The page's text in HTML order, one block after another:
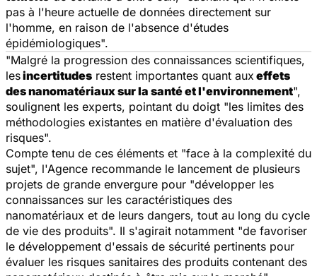
pas à l'heure actuelle de données directement sur
l'homme, en raison de l'absence d'études
épidémiologiques".
"Malgré la progression des connaissances scientifiques,
lesincertitudes restent importantes quant aux effets
des nanomatériaux sur la santé et l'environnement",
soulignent les experts, pointant du doigt "les limites des
méthodologies existantes en matière d'évaluation des
risques".
Compte tenu de ces éléments et "face à la complexité du
sujet", l'Agence recommande le lancement de plusieurs
projets de grande envergure pour "développer les
connaissances sur les caractéristiques des
nanomatériaux et de leurs dangers, tout au long du cycle
de vie des produits". Il s'agirait notamment "de favoriser
le développement d'essais de sécurité pertinents pour
évaluer les risques sanitaires des produits contenant des